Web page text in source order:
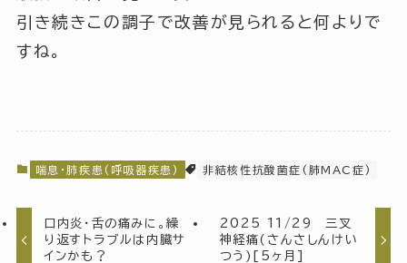
引き続きこの調子で改善が見られると何よりで
すね。
喘息・肺疾患(呼吸器疾患) 非結核性抗酸菌症(肺MAC症)
口内炎・舌の痛みに。繰
り返すトラブルは内臓サ
インかも？
2025 11/29 三叉
神経痛(さんさしんけい
つう)[5ヶ月]